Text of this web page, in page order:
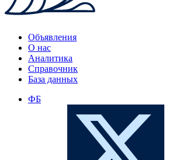
Объявления
О нас
Аналитика
Справочник
База данных
ФБ